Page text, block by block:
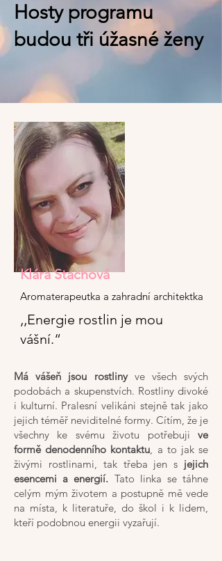
Hosty programu
budou tři úžasné ženy
Klára Stachová
Aromaterapeutka a zahradní architektka
‚‚Energie rostlin je mou
vášní.“
Má vášeň jsou rostlinyve všech svých
podobách a skupenstvích. Rostliny divoké
i kulturní. Pralesní velikáni stejně tak jako
jejich téměř neviditelné formy. Cítím, že je
všechny ke svému životu potřebuji ve
formě denodenního kontaktu, a to jak se
živými rostlinami, tak třeba jen s jejich
esencemi a energií. Tato linka se táhne
celým mým životem a postupně mě vede
na místa, k literatuře, do škol i k lidem,
kteří podobnou energii vyzařují.